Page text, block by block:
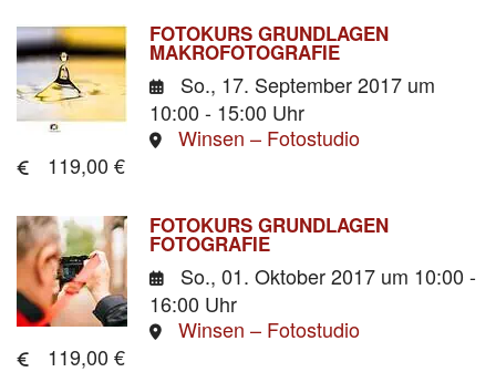
FOTOKURS GRUNDLAGEN
MAKROFOTOGRAFIE
So., 17. September 2017 um
10:00 - 15:00 Uhr
Winsen – Fotostudio
119,00 €
FOTOKURS GRUNDLAGEN
FOTOGRAFIE
So., 01. Oktober 2017 um 10:00 -
16:00 Uhr
Winsen – Fotostudio
119,00 €